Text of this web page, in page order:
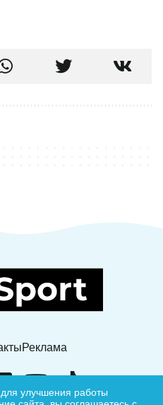
Реклама
улучшения работы